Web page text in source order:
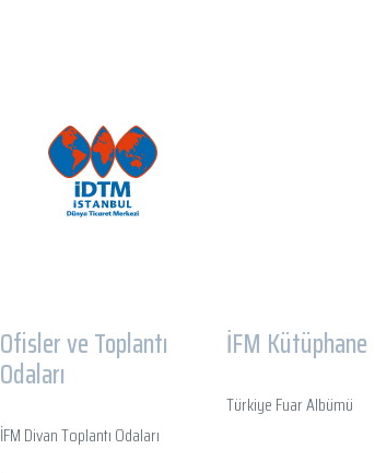
Ofisler ve Toplantı
Odaları
İFM Divan Toplantı Odaları
İFM Kütüphane
Türkiye Fuar Albümü